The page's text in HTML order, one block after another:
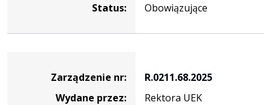
Status:
Obowiązujące
Zarządzenie nr:
R.0211.68.2025
Wydane przez:
Rektora UEK